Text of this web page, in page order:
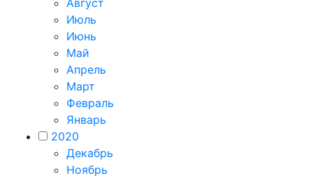
Август
Июль
Июнь
Май
Апрель
Март
Февраль
Январь
2020
Декабрь
Ноябрь